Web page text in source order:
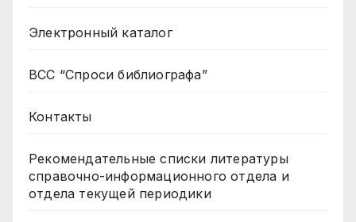
Электронный каталог
ВСС “Спроси библиографа”
Контакты
Рекомендательные списки литературы
справочно-информационного отдела и
отдела текущей периодики